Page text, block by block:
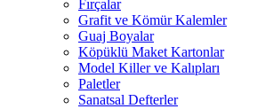
Fırçalar
Grafit ve Kömür Kalemler
Guaj Boyalar
Köpüklü Maket Kartonlar
Model Killer ve Kalıpları
Paletler
Sanatsal Defterler